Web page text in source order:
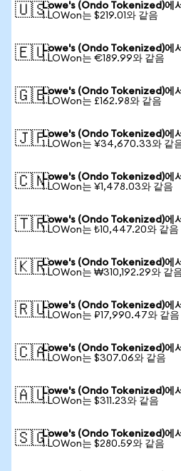
🇺🇸Lowe's (Ondo Tokenized)에
1 LOWon는 $219.01와 같음
🇪🇺Lowe's (Ondo Tokenized)에
1 LOWon는 €189.99와 같음
🇬🇧Lowe's (Ondo Tokenized)에
1 LOWon는 £162.98와 같음
🇯🇵Lowe's (Ondo Tokenized)에
1 LOWon는 ¥34,670.33와 같
🇨🇳Lowe's (Ondo Tokenized)에
1 LOWon는 ¥1,478.03와 같음
🇹🇷Lowe's (Ondo Tokenized)에
1 LOWon는 ₺10,447.20와 같음
🇰🇷Lowe's (Ondo Tokenized)에
1 LOWon는 ₩310,192.29와 같
🇷🇺Lowe's (Ondo Tokenized)에
1 LOWon는 ₽17,990.47와 같음
🇨🇦Lowe's (Ondo Tokenized)에
1 LOWon는 $307.06와 같음
🇦🇺Lowe's (Ondo Tokenized)에
1 LOWon는 $311.23와 같음
🇸🇬Lowe's (Ondo Tokenized)에
1 LOWon는 $280.59와 같음